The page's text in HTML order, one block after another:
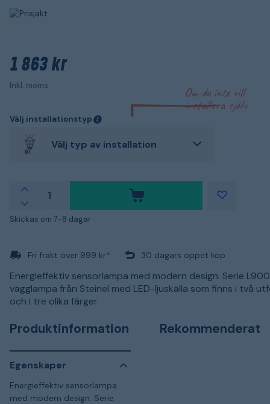
1 863 kr
Inkl. moms
Om du inte vill
installera själv
Välj installationstyp
Välj typ av installation
Skickas om 7-8 dagar
Fri frakt över 999 kr* 30 dagars öppet köp
Energieffektiv sensorlampa med modern design. Serie
vägglampa från Steinel med LED-ljuskälla som finns i två
och i tre olika färger.
Produktinformation
Egenskaper
Energieffektiv sensorlampa
med modern design. Serie
Rekommenderat